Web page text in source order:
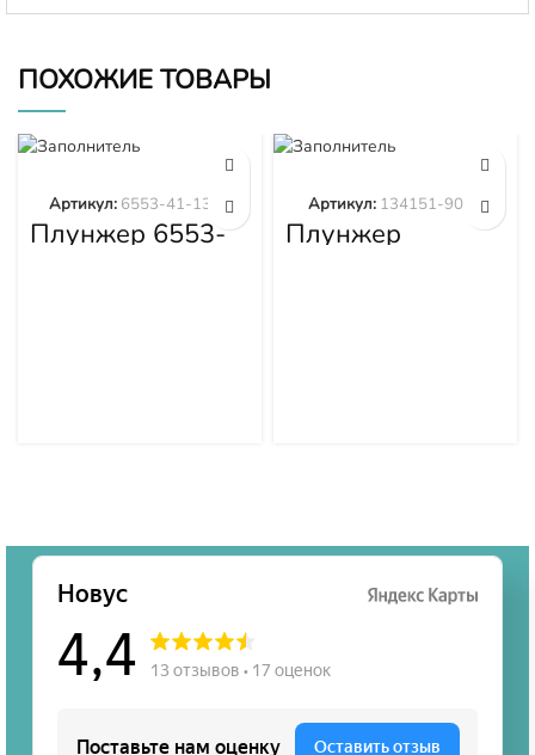
ПОХОЖИЕ ТОВАРЫ
Плунжер 6553-
41-1300
Артикул: 6553-41-1300
Плунжер
134151-9020
Артикул: 134151-9020